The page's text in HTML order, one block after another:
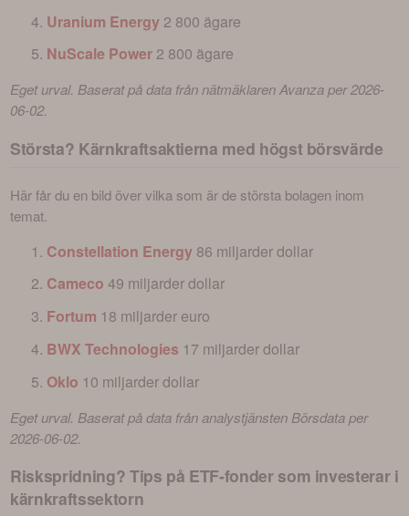
Uranium Energy 2 800 ägare
NuScale Power 2 800 ägare
Eget urval. Baserat på data från nätmäklaren Avanza per 2026-
06-02.
Största? Kärnkraftsaktierna med högst börsvärde
Här får du en bild över vilka som är de största bolagen inom
temat.
Constellation Energy 86 miljarder dollar
Cameco 49 miljarder dollar
Fortum 18 miljarder euro
BWX Technologies 17 miljarder dollar
Oklo 10 miljarder dollar
Eget urval. Baserat på data från analystjänsten Börsdata per
2026-06-02.
Riskspridning? Tips på ETF-fonder som investerar i
kärnkraftssektorn